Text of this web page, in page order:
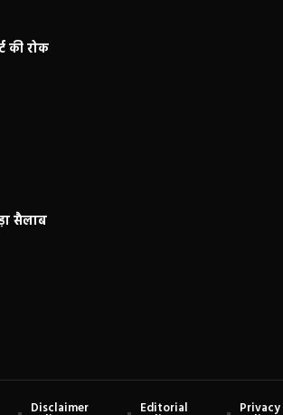
की रोक
सैलाब
Disclaimer Editorial Privacy